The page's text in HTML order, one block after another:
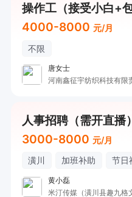
操作工（接受小白+
4000-8000 元/月
不限
唐女士
河南鑫征宇纺织科技有限
人事招聘（需开直播）
3000-8000 元/月
潢川 加班补助 节日
黄小磊